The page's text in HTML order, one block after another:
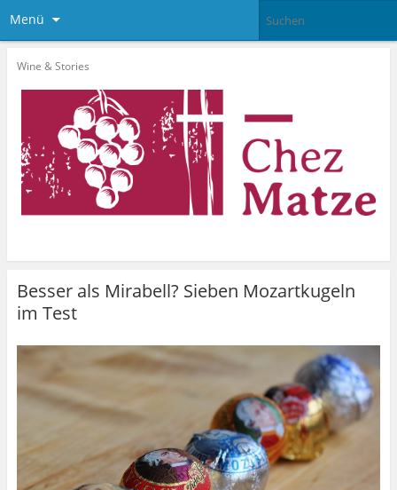
Menü
Wine & Stories
Besser als Mirabell? Sieben Mozartkugeln
im Test